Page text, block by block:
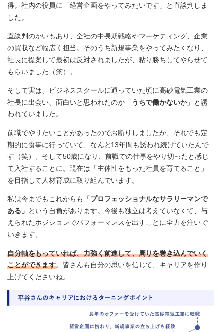
得。社内の役員に「経営企画をやってみたいです」と直談判しま
した。
直談判のかいもあり、全社の中長期戦略やマーケティング、企業
の買収など幅広く担当。そのうち新規事業をやってみたくなり、
社長に提案して最初は反対されましたが、粘り勝ちしてやらせて
もらいました（笑）。
そして実は、ビジネススクールに通っていた頃に高砂電気工業の
社長に出会い、面白いと思われたのか「うちで働かないか」と誘
われていました。
前職でやりたいことがあったのでお断りしましたが、それでも定
期的に食事に行っていて、なんと13年間も誘われ続けていたんで
す（笑）。そして50歳になり、前職での仕事をやり切ったと感じ
て入社することに。現在は「主体性をもった社員を育てること」
を目指して人材育成に取り組んでいます。
私は今までもこれからも「プロフェッショナルなサラリーマンで
ある」 という自負があります。今後も独立は考えていなくて、与
えられたポジションでパフォーマンスを出すことに全力を注いで
いきます。
自分軸をもっていれば、力強く前進して、周りを巻き込んでいく
ことができます。皆さんも自分の思いを信じて、キャリアを作り
上げてくださいね。